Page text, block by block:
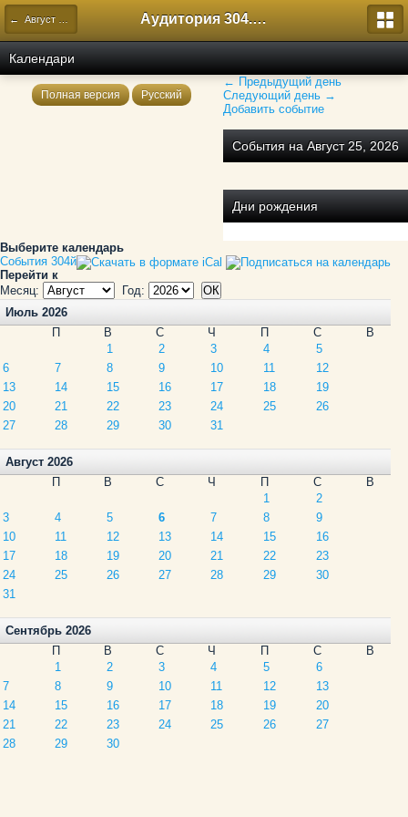
← Август 2026 Аудитория 304. История России
Календари
← Предыдущий день
Следующий день →
Добавить событие
События на Август 25, 2026
Дни рождения
Выберите календарь
События 304й
Перейти к
Месяц:
Год:
Июль 2026
П
В С Ч П С
В
1
2 3 4
5
6
7 8 9 10 11
12
13
14 15 16 17 18
19
20
21 22 23 24 25
26
27
28 29 30 31
Август 2026
П
В С Ч П С
В
1
2
3
4 5 6 7 8
9
10
11 12 13 14 15
16
17
18 19 20 21 22
23
24
25 26 27 28 29
30
31
Сентябрь 2026
П
В С Ч П С
В
1
2 3 4 5
6
7
8 9 10 11 12
13
14
15 16 17 18 19
20
21
22 23 24 25 26
27
28
29 30
Полная версия Русский